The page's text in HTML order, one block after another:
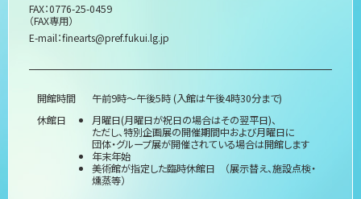
FAX：0776-25-0459
（FAX専用）
E-mail：finearts@pref.fukui.lg.jp
開館時間
午前9時～午後5時 (入館は午後4時30分まで)
休館日
月曜日(月曜日が祝日の場合はその翌平日)、
ただし、特別企画展の開催期間中および月曜日に
団体・グループ展が開催されている場合は開館します
年末年始
美術館が指定した臨時休館日 （展示替え、施設点検・
燻蒸等）